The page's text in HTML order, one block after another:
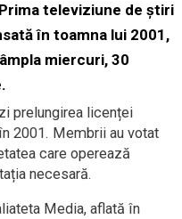
televiziune de știri
în toamna lui 2001,
miercuri, 30
prelungirea licenței
2001. Membrii au votat
care operează
necesară.
Media, aflată în